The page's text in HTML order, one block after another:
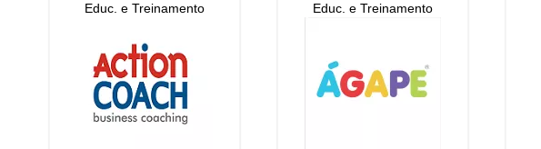
Educ. e Treinamento Educ. e Treinamento